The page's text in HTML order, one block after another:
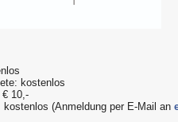
kostenlos
€ 10,-
kostenlos (Anmeldung per E-Mail an